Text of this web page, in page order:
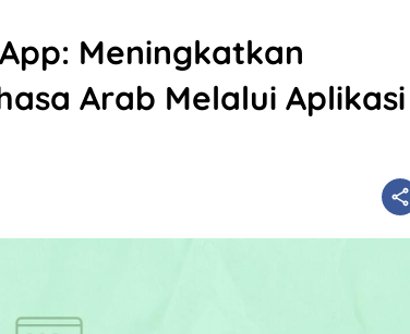
Meningkatkan
Arab Melalui Aplikasi